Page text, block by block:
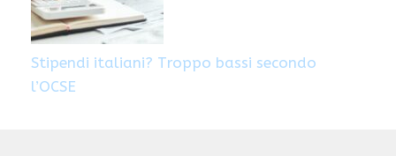
Stipendi italiani? Troppo bassi secondo
l’OCSE